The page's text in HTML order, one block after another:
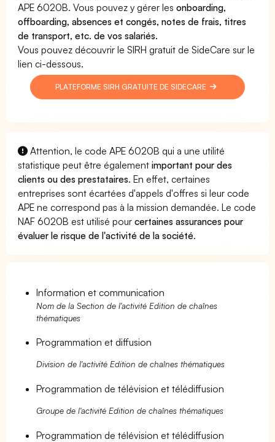
APE 6020B. Vous pouvez y gérer lesonboarding,
offboarding, absences et congés, notes de frais, titres
de transport, etc. de vos salariés.
Vous pouvez découvrir le SIRH gratuit de SideCare sur le
lien ci-dessous.
PLATEFORME SIRH GRATUITE DE SIDECARE
Attention, le code APE 6020B qui a une utilité
statistique peut être égalementimportant pour des
clients ou des prestataires. En effet, certaines
entreprises sont écartées d'appels d'offres si leur code
APE ne correspond pas à la mission demandée. Le code
NAF 6020B est utilisé pourcertaines assurances pour
évaluer le risque de l'activité de la société.
Information et communication
Nom de la Section de l'activité Edition de chaînes
thématiques
Programmation et diffusion
Division de l'activité Edition de chaînes thématiques
Programmation de télévision et télédiffusion
Groupe de l'activité Edition de chaînes thématiques
Programmation de télévision et télédiffusion